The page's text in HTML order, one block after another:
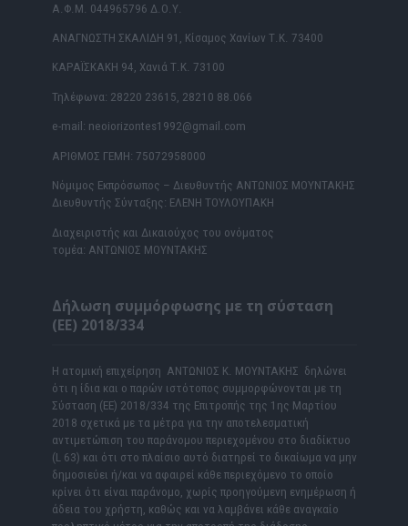
Α.Φ.Μ. 044965796 Δ.Ο.Υ.
ΑΝΑΓΝΩΣΤΗ ΣΚΑΛΙΔΗ 91, Κίσαμος Χανίων Τ.Κ. 73400
ΚΑΡΑΪΣΚΑΚΗ 94, Χανιά Τ.Κ. 73100
Τηλέφωνα: 28220 23615, 28210 88.066
e-mail: neoiorizontes1992@gmail.com
ΑΡΙΘΜΟΣ ΓΕΜΗ: 75072958000
Νόμιμος Εκπρόσωπος – Διευθυντής ΑΝΤΩΝΙΟΣ ΜΟΥΝΤΑΚΗΣ
Διευθυντής Σύνταξης: ΕΛΕΝΗ ΤΟΥΛΟΥΠΑΚΗ
Διαχειριστής και Δικαιούχος του ονόματος
τομέα: ΑΝΤΩΝΙΟΣ ΜΟΥΝΤΑΚΗΣ
Δήλωση συμμόρφωσης με τη σύσταση
(ΕΕ) 2018/334
Η ατομική επιχείρηση ΑΝΤΩΝΙΟΣ Κ. ΜΟΥΝΤΑΚΗΣ δηλώνει
ότι η ίδια και ο παρών ιστότοπος συμμορφώνονται με τη
Σύσταση (ΕΕ) 2018/334 της Επιτροπής της 1ης Μαρτίου
2018 σχετικά με τα μέτρα για την αποτελεσματική
αντιμετώπιση του παράνομου περιεχομένου στο διαδίκτυο
(L 63) και ότι στο πλαίσιο αυτό διατηρεί το δικαίωμα να μην
δημοσιεύει ή/και να αφαιρεί κάθε περιεχόμενο το οποίο
κρίνει ότι είναι παράνομο, χωρίς προηγούμενη ενημέρωση ή
άδεια του χρήστη, καθώς και να λαμβάνει κάθε αναγκαίο